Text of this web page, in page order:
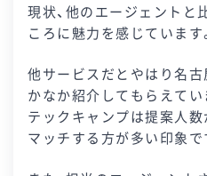
現状、他のエージェントと
ころに魅力を感じています
他サービスだとやはり名古
かなか紹介してもらえてい
テックキャンプは提案人数
マッチする方が多い印象で